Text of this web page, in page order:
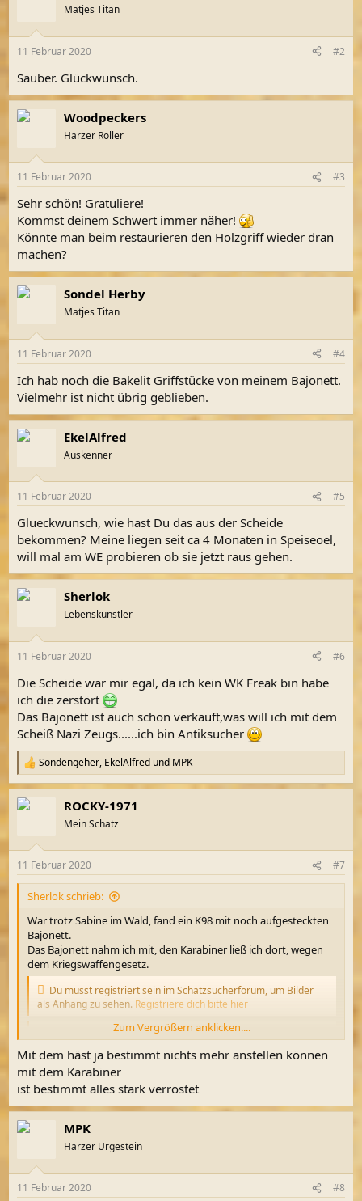
e
:
Matjes Titan
11 Februar 2020 #2
Sauber. Glückwunsch.
Woodpeckers
Harzer Roller
11 Februar 2020 #3
Sehr schön! Gratuliere!
Kommst deinem Schwert immer näher!
Könnte man beim restaurieren den Holzgriff wieder dran
machen?
Sondel Herby
Matjes Titan
11 Februar 2020 #4
Ich hab noch die Bakelit Griffstücke von meinem Bajonett.
Vielmehr ist nicht übrig geblieben.
EkelAlfred
Auskenner
11 Februar 2020 #5
Glueckwunsch, wie hast Du das aus der Scheide
bekommen? Meine liegen seit ca 4 Monaten in Speiseoel,
will mal am WE probieren ob sie jetzt raus gehen.
Sherlok
Lebenskünstler
11 Februar 2020 #6
Die Scheide war mir egal, da ich kein WK Freak bin habe
ich die zerstört
Das Bajonett ist auch schon verkauft,was will ich mit dem
Scheiß Nazi Zeugs......ich bin Antiksucher
R
e
a
k
e
n
Sondengeher, EkelAlfred und MPK
ROCKY-1971
Mein Schatz
11 Februar 2020 #7
Sherlok schrieb:
War trotz Sabine im Wald, fand ein K98 mit noch aufgesteckten
Bajonett.
Das Bajonett nahm ich mit, den Karabiner ließ ich dort, wegen
dem Kriegswaffengesetz.
Du musst registriert sein im Schatzsucherforum, um Bilder
als Anhang zu sehen. Registriere dich bitte hier
Du musst registriert sein im Schatzsucherforum, um Bilder
als Anhang zu sehen.
Registriere dich bitte hier
Zum Vergrößern anklicken....
Mit dem häst ja bestimmt nichts mehr anstellen können
mit dem Karabiner
ist bestimmt alles stark verrostet
MPK
Harzer Urgestein
11 Februar 2020 #8